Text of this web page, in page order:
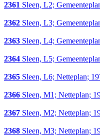
2361 Sleen, L2;
2362 Sleen, L3;
2363 Sleen, L4;
2364 Sleen, L5;
2365 Sleen, L6; Netteplan;
2366 Sleen, M1; Netteplan;
2367 Sleen, M2; Netteplan;
2368 Sleen, M3; Netteplan;